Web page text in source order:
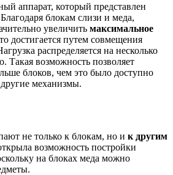
аппарат, который представлен
блокам слизи и меда,
увеличить максимальное
достигается путем совмещения
распределяется на несколько
Такая возможность позволяет
блоков, чем это было доступно
механизмы.
не только к блокам, но и к другим
возможность постройки
на блоках меда можно